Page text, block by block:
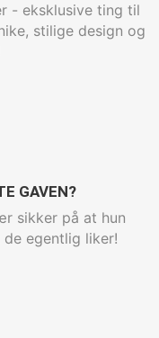
- eksklusive ting til
stilige design og
GAVEN?
sikker på at hun
egentlig liker!